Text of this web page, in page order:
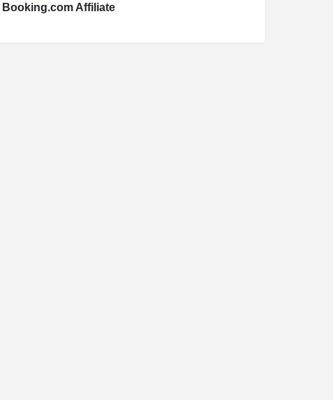
Booking.com Affiliate